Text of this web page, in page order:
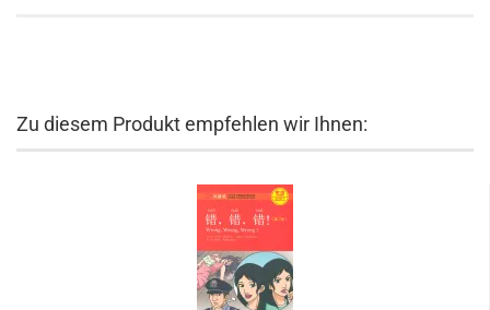
Zu diesem Produkt empfehlen wir Ihnen: